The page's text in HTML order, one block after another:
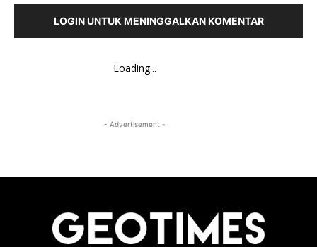
LOGIN UNTUK MENINGGALKAN KOMENTAR
Loading...
- Advertisement -